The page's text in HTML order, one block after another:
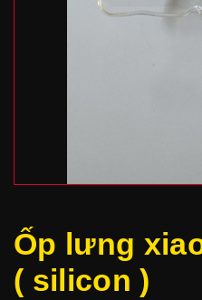
Ốp lưng
( silicon )